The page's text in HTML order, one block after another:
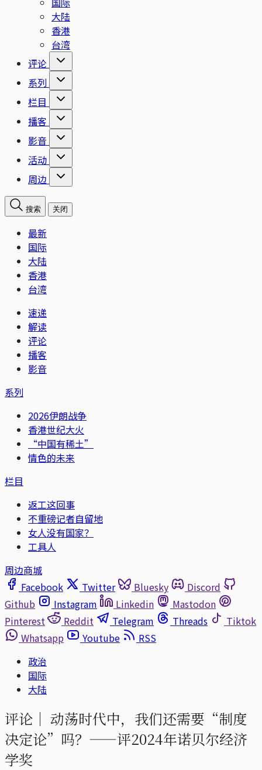
大陆
香港
台湾
评论
系列
栏目
播客
影音
活动
周边
搜索 关闭
最新
国际
大陆
香港
台湾
速递
解读
评论
播客
影音
系列
2026伊朗战争
香港世纪大火
“中国有稀土”
情色的未来
栏目
返工这回事
不重磅记者自留地
女人没有国家？
工具人
周边商城
Facebook
Twitter Bluesky
Discord
Github
Instagram Linkedin
Mastodon
Pinterest
Reddit Telegram Threads
Tiktok
Whatsapp
Youtube
RSS
政治
国际
大陆
评论｜ 动荡时代中，我们还需要“制度
决定论”吗？——评2024年诺贝尔经济
学奖